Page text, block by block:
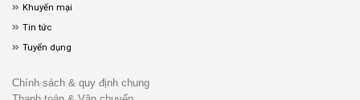
Khuyến mại
Tin tức
Tuyển dụng
Chính sách & quy định chung